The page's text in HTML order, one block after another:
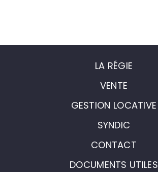
LA RÉGIE
VENTE
GESTION LOCATIVE
SYNDIC
CONTACT
DOCUMENTS UTILES